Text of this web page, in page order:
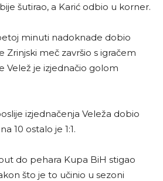
šutirao, a Karić odbio u korner.
minuti nadoknade dobio
Zrinjski meč završio s igračem
Velež je izjednačio golom
izjednačenja Veleža dobio
10 ostalo je 1:1.
do pehara Kupa BiH stigao
što je to učinio u sezoni